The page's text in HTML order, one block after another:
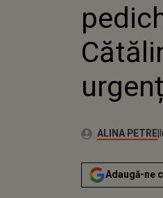
Autor:ALINA PETRE
Adaugă-ne